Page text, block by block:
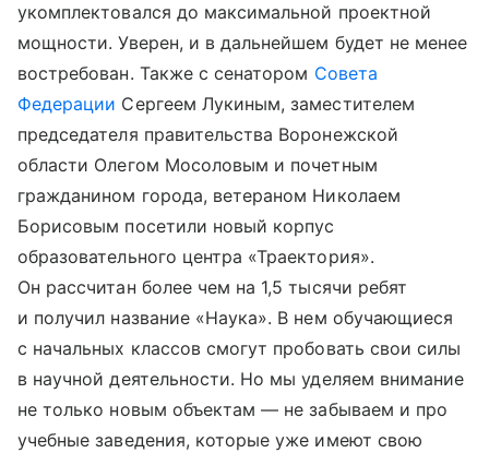
укомплектовался до максимальной проектной
мощности. Уверен, и в дальнейшем будет не менее
востребован. Также с сенатором Совета
Федерации Сергеем Лукиным, заместителем
председателя правительства Воронежской
области Олегом Мосоловым и почетным
гражданином города, ветераном Николаем
Борисовым посетили новый корпус
образовательного центра «Траектория».
Он рассчитан более чем на 1,5 тысячи ребят
и получил название «Наука». В нем обучающиеся
с начальных классов смогут пробовать свои силы
в научной деятельности. Но мы уделяем внимание
не только новым объектам — не забываем и про
учебные заведения, которые уже имеют свою